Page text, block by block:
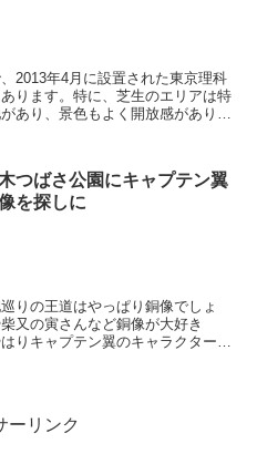
2013年4月に設置された東京理科
ります。特に、芝生のエリアは特
あり、景色もよく開放感があり気
つばさ公園にキャプテン翼
を探しに
りの王道はやっぱり銅像でしょ
又の寅さんなど銅像が大好き
りキャプテン翼のキャラクターの
ーリンク